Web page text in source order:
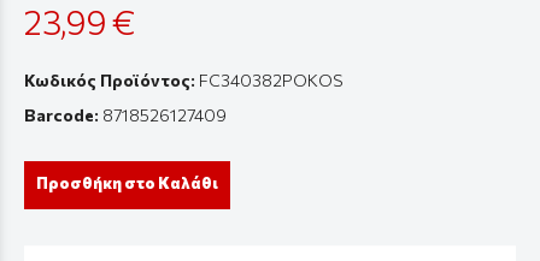
23,99 €
Κωδικός Προϊόντος: FC340382POKOS
Barcode: 8718526127409
Προσθήκη στο Καλάθι